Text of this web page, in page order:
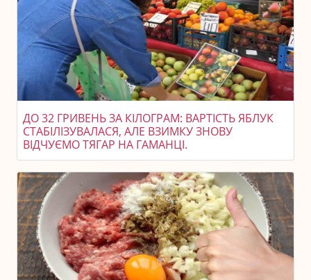
ДО 32 ГРИВЕНЬ ЗА КІЛОГРАМ: ВАРТІСТЬ ЯБЛУК
СТАБІЛІЗУВАЛАСЯ, АЛЕ ВЗИМКУ ЗНОВУ
ВІДЧУЄМО ТЯГАР НА ГАМАНЦІ.